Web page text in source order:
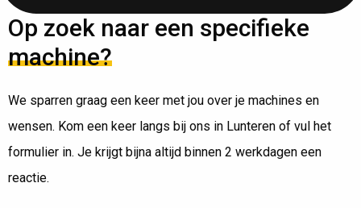
Op zoek naar een specifieke
machine?
We sparren graag een keer met jou over je machines en
wensen. Kom een keer langs bij ons in Lunteren of vul het
formulier in. Je krijgt bijna altijd binnen 2 werkdagen een
reactie.